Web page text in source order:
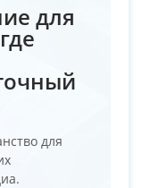
для
для